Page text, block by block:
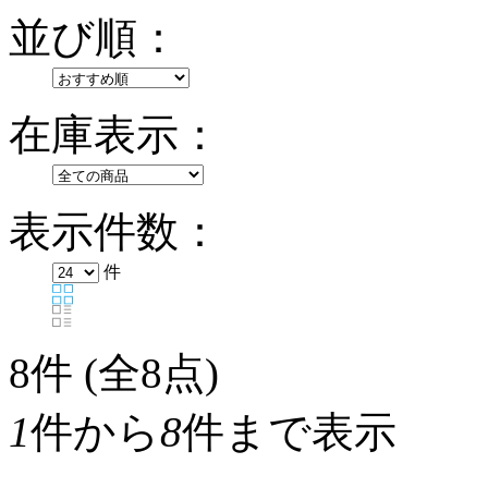
並び順：
在庫表示：
表示件数：
件
8件 (全8点)
1件から8件まで表示